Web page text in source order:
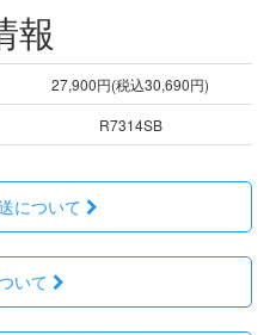
報
27,900円(税込30,690円)
R7314SB
について
いて